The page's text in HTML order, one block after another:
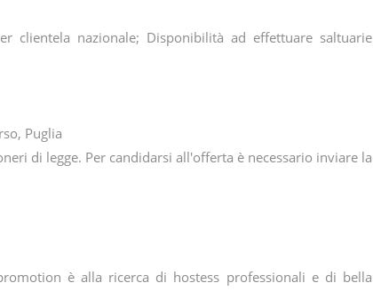
clientela nazionale; Disponibilità ad effettuare saltuarie
Puglia
di legge. Per candidarsi all'offerta è necessario inviare la
è alla ricerca di hostess professionali e di bella